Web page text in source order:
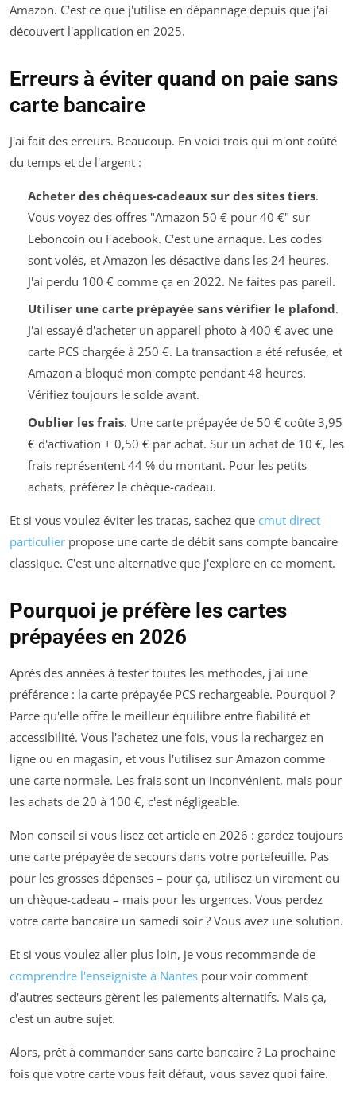
Amazon. C'est ce que j'utilise en dépannage depuis que j'ai
découvert l'application en 2025.
Erreurs à éviter quand on paie sans
carte bancaire
J'ai fait des erreurs. Beaucoup. En voici trois qui m'ont coûté
du temps et de l'argent :
Acheter des chèques-cadeaux sur des sites tiers.
Vous voyez des offres "Amazon 50 € pour 40 €" sur
Leboncoin ou Facebook. C'est une arnaque. Les codes
sont volés, et Amazon les désactive dans les 24 heures.
J'ai perdu 100 € comme ça en 2022. Ne faites pas pareil.
Utiliser une carte prépayée sans vérifier le plafond.
J'ai essayé d'acheter un appareil photo à 400 € avec une
carte PCS chargée à 250 €. La transaction a été refusée, et
Amazon a bloqué mon compte pendant 48 heures.
Vérifiez toujours le solde avant.
Oublier les frais. Une carte prépayée de 50 € coûte 3,95
€ d'activation + 0,50 € par achat. Sur un achat de 10 €, les
frais représentent 44 % du montant. Pour les petits
achats, préférez le chèque-cadeau.
Et si vous voulez éviter les tracas, sachez que cmut direct
particulier propose une carte de débit sans compte bancaire
classique. C'est une alternative que j'explore en ce moment.
Pourquoi je préfère les cartes
prépayées en 2026
Après des années à tester toutes les méthodes, j'ai une
préférence : la carte prépayée PCS rechargeable. Pourquoi ?
Parce qu'elle offre le meilleur équilibre entre fiabilité et
accessibilité. Vous l'achetez une fois, vous la rechargez en
ligne ou en magasin, et vous l'utilisez sur Amazon comme
une carte normale. Les frais sont un inconvénient, mais pour
les achats de 20 à 100 €, c'est négligeable.
Mon conseil si vous lisez cet article en 2026 : gardez toujours
une carte prépayée de secours dans votre portefeuille. Pas
pour les grosses dépenses – pour ça, utilisez un virement ou
un chèque-cadeau – mais pour les urgences. Vous perdez
votre carte bancaire un samedi soir ? Vous avez une solution.
Et si vous voulez aller plus loin, je vous recommande de
comprendre l'enseigniste à Nantes pour voir comment
d'autres secteurs gèrent les paiements alternatifs. Mais ça,
c'est un autre sujet.
Alors, prêt à commander sans carte bancaire ? La prochaine
fois que votre carte vous fait défaut, vous savez quoi faire.